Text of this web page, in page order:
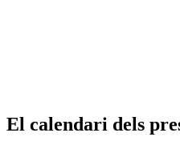
El calendari dels